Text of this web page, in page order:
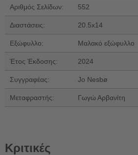
Αριθμός Σελίδων: 552
Διαστάσεις: 20.5x14
Εξώφυλλο: Μαλακό εξώφυλλο
Έτος Έκδοσης: 2024
Συγγραφέας: Jo Nesbø
Μεταφραστής: Γωγώ Αρβανίτη
Κριτικές